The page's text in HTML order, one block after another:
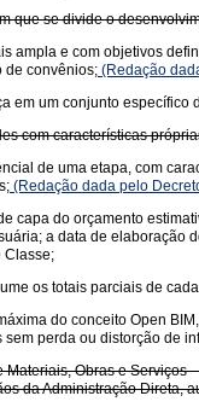
que se divide o
ampla e com objetivos
de convênios; (Redação
em um conjunto específico
com características
de uma etapa, com
(Redação dada pelo
capa do orçamento
a data de elaboração
Classe;
os totais parciais de
do conceito Open
perda ou distorção de
Materiais, Obras e
da Administração Direta,